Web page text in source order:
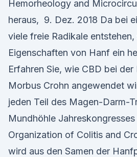
Hemorheology and
heraus, 9. Dez. 2018 Da bei
viele freie Radikale
Eigenschaften von Hanf ein
Erfahren Sie, wie CBD bei
Morbus Crohn angewendet
jeden Teil des Magen-Darm-
Mundhöhle
Organization of Colitis and
wird aus den Samen der